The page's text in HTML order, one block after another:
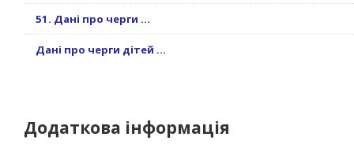
51. Дані про черги ...
Дані про черги дітей ...
Додаткова інформація